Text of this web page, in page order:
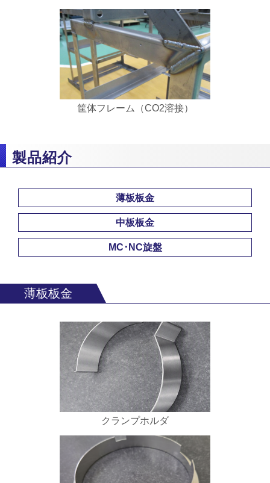
筐体フレーム（CO2溶接）
製品紹介
薄板板金
中板板金
MC･NC旋盤
薄板板金
クランプホルダ